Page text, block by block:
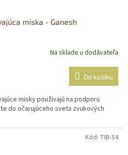
miska - Ganesh
Na sklade u dodávateľa
Do košíku
misky používajú na podporu
do očarujúceho sveta zvukových
Kód: TIB-54